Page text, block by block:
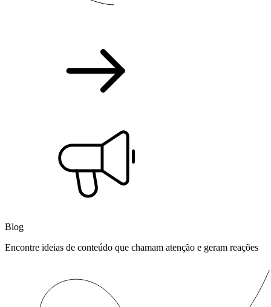
Blog
Encontre ideias de conteúdo que chamam atenção e geram reações